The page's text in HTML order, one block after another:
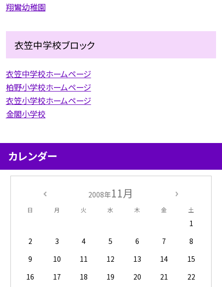
翔鸞幼稚園
衣笠中学校ブロック
衣笠中学校ホームページ
柏野小学校ホームページ
衣笠小学校ホームページ
金閣小学校
カレンダー
2008年11月
日 月 火 水 木 金 土
1
2
3 4 5 6 7
8
9
10 11 12 13 14
15
16
17 18 19 20 21
22